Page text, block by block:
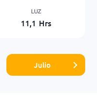
LUZ
11,1 Hrs
Julio